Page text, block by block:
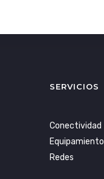
SERVICIOS
Conectividad
Equipamiento
Redes